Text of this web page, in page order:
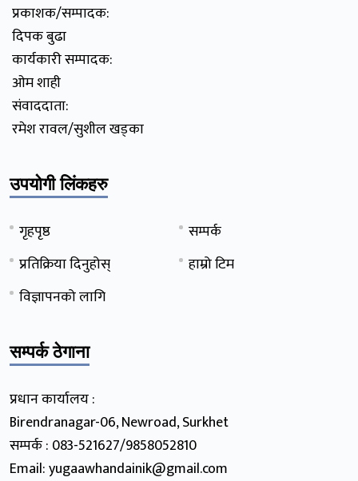
प्रकाशक/सम्पादक:
दिपक बुढा
कार्यकारी सम्पादक:
ओम शाही
संवाददाता:
रमेश रावल/सुशील खड्का
उपयोगी लिंकहरु
गृहपृष्ठ
सम्पर्क
प्रतिक्रिया दिनुहोस्
हाम्रो टिम
विज्ञापनको लागि
सम्पर्क ठेगाना
प्रधान कार्यालय :
Birendranagar-06, Newroad, Surkhet
सम्पर्क : 083-521627/9858052810
Email: yugaawhandainik@gmail.com